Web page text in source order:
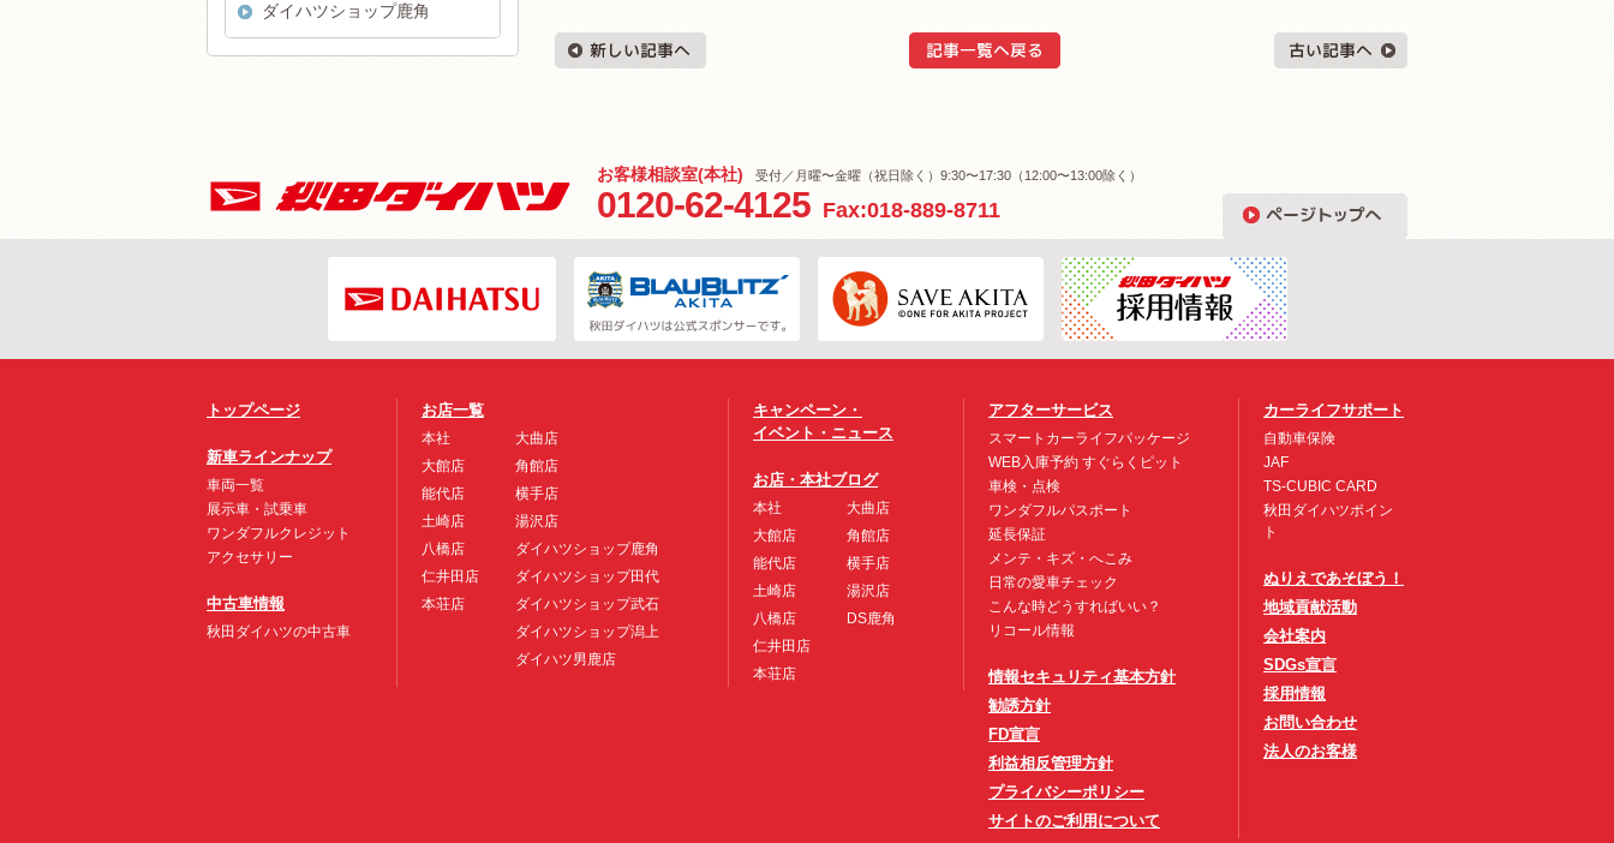
ダイハツショップ鹿角
お客様相談室(本社) 受付／月曜〜金曜（祝日除く）9:30〜17:30（12:00〜13:00除く）
0120-62-4125 Fax:018-889-8711
トップページ
新車ラインナップ
車両一覧
展示車・試乗車
ワンダフルクレジット
アクセサリー
中古車情報
秋田ダイハツの中古車
お店一覧
本社
大館店
能代店
土崎店
八橋店
仁井田店
本荘店
大曲店
角館店
横手店
湯沢店
ダイハツショップ鹿角
ダイハツショップ田代
ダイハツショップ武石
ダイハツショップ潟上
ダイハツ男鹿店
キャンペーン・
イベント・ニュース
お店・本社ブログ
本社
大館店
能代店
土崎店
八橋店
仁井田店
本荘店
大曲店
角館店
横手店
湯沢店
DS鹿角
アフターサービス
スマートカーライフパッケージ
WEB入庫予約 すぐらくピット
車検・点検
ワンダフルパスポート
延長保証
メンテ・キズ・へこみ
日常の愛車チェック
こんな時どうすればいい？
リコール情報
情報セキュリティ基本方針
勧誘方針
FD宣言
利益相反管理方針
プライバシーポリシー
サイトのご利用について
カーライフサポート
自動車保険
JAF
TS-CUBIC CARD
秋田ダイハツポイン
ト
ぬりえであそぼう！
地域貢献活動
会社案内
SDGs宣言
採用情報
お問い合わせ
法人のお客様